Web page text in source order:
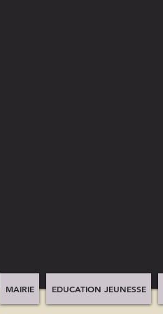
MAIRIE EDUCATION JEUNESSE